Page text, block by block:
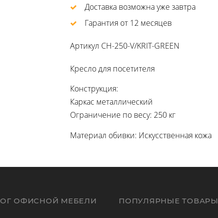
Доставка возможна уже завтра
Гарантия от 12 месяцев
Артикул CH-250-V/KRIT-GREEN
Кресло для посетителя
Конструкция:
Каркас металлический
Ограничение по весу: 250 кг
Материал обивки: Искусственная кожа
ОФИСНОЙ МЕБЕЛИ ПОПУЛЯРНЫЕ ТОВАРЫ